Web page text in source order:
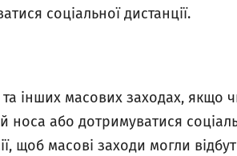
соціальної дистанції.
інших масових заходах, якщо
носа або дотримуватися
щоб масові заходи могли